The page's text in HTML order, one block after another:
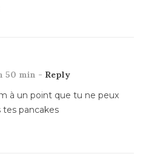
50 min - Reply
à un point que tu ne peux
tes pancakes